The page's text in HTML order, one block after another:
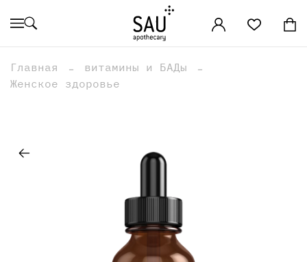
Главная
витамины и БАДы
Женское здоровье